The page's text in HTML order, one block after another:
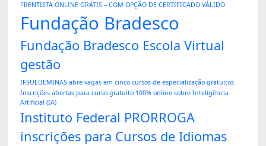
FRENTISTA ONLINE GRÁTIS – COM OPÇÃO DE CERTIFICADO VÁLIDO
Fundação Bradesco
Fundação Bradesco Escola Virtual
gestão
IFSULDEMINAS abre vagas em cinco cursos de especialização gratuitos
Inscrições abertas para curso gratuito 100% online sobre Inteligência
Artificial (IA)
Instituto Federal PRORROGA
inscrições para Cursos de Idiomas